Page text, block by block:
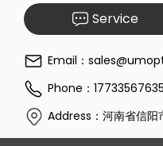
Service
Email：
Phone：17733567635
Address：河南省信阳